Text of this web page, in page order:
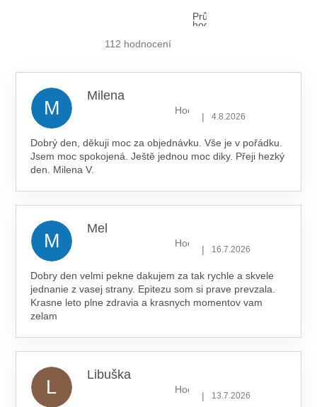
Y
Ý
Průměrné
hodnocení
112 hodnocení
M
Milena
Hodnocení obchodu je 5 z 5
| 4.8.2026
Dobrý den, děkuji moc za objednávku. Vše je v pořádku.
Jsem moc spokojená. Ještě jednou moc diky. Přeji hezký
den. Milena V.
M
Mel
Hodnocení obchodu je 5 z 5
| 16.7.2026
Dobry den velmi pekne dakujem za tak rychle a skvele
jednanie z vasej strany. Epitezu som si prave prevzala.
Krasne leto plne zdravia a krasnych momentov vam
zelam
L
Libuška
Hodnocení obchodu je 5 z 5
| 13.7.2026